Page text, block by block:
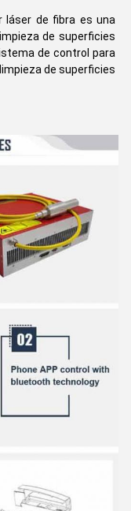
láser de fibra es una
de superficies
de control para
de superficies